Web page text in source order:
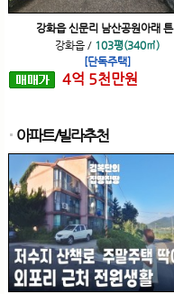
강화읍 신문리 남산공원아래 튼
강화읍/ 103평(340㎡)
[단독주택]
4억 5천만원
아파트/빌라추천